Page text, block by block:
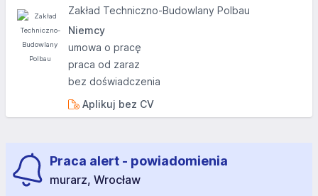
Zakład Techniczno-Budowlany Polbau
Niemcy
umowa o pracę
praca od zaraz
bez doświadczenia
Aplikuj bez CV
Praca alert - powiadomienia
murarz, Wrocław